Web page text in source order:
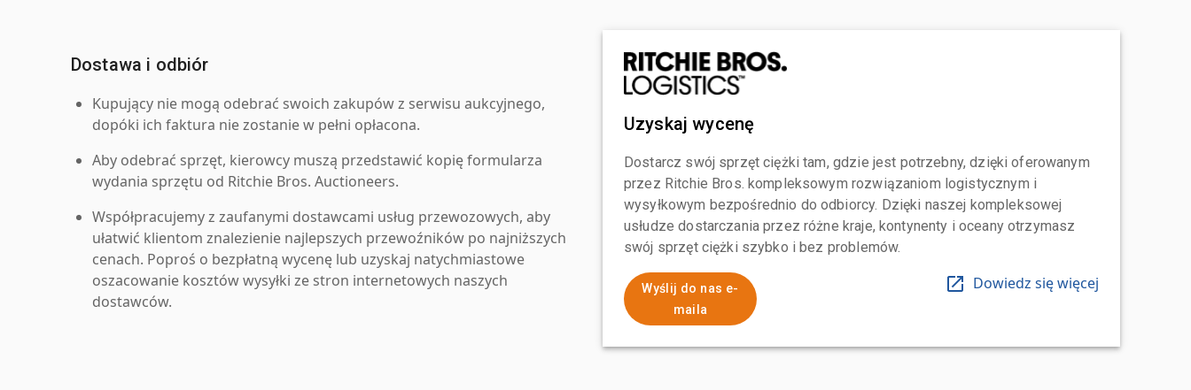
Dostawa i odbiór
Kupujący nie mogą odebrać swoich zakupów z serwisu aukcyjnego,
dopóki ich faktura nie zostanie w pełni opłacona.
Aby odebrać sprzęt, kierowcy muszą przedstawić kopię formularza
wydania sprzętu od Ritchie Bros. Auctioneers.
Współpracujemy z zaufanymi dostawcami usług przewozowych, aby
ułatwić klientom znalezienie najlepszych przewoźników po najniższych
cenach. Poproś o bezpłatną wycenę lub uzyskaj natychmiastowe
oszacowanie kosztów wysyłki ze stron internetowych naszych
dostawców.
Uzyskaj wycenę
Dostarcz swój sprzęt ciężki tam, gdzie jest potrzebny, dzięki oferowanym
przez Ritchie Bros. kompleksowym rozwiązaniom logistycznym i
wysyłkowym bezpośrednio do odbiorcy. Dzięki naszej kompleksowej
usłudze dostarczania przez różne kraje, kontynenty i oceany otrzymasz
swój sprzęt ciężki szybko i bez problemów.
Wyślij do nas e-
maila
Dowiedz się więcej